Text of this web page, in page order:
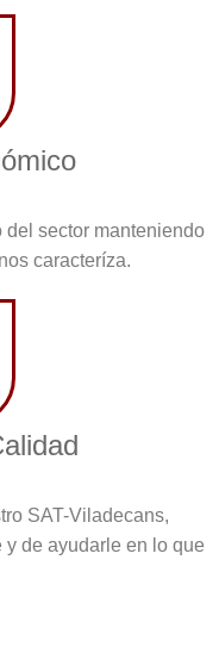
sector manteniendo
caracteríza.
SAT-Viladecans,
de ayudarle en lo que